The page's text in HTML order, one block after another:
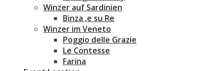
Winzer auf Sardinien
Binza ‚e su Re
Winzer im Veneto
Poggio delle Grazie
Le Contesse
Farina